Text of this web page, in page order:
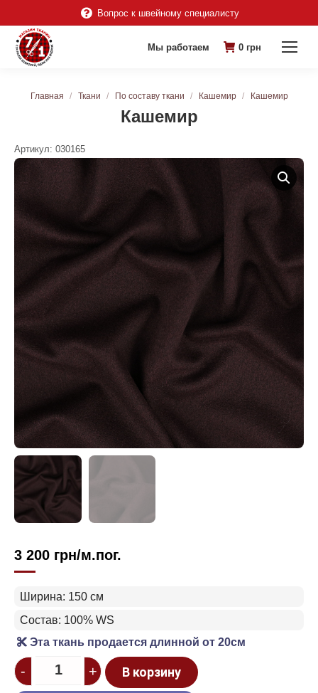
Вопрос к швейному специалисту
Мы работаем 0 грн
Кашемир
Вы здесь:
Главная Ткани По составу ткани Кашемир Кашемир
Артикул: 030165
3 200 грн/м.пог.
Ширина: 150 см
Состав: 100% WS
Эта ткань продается длинной от 20см
Quantity
- + В корзину